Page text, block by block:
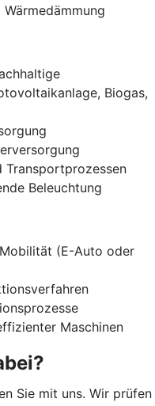
Biogas,
Transportprozessen
Beleuchtung
(E-Auto oder
Maschinen
Sie mit uns. Wir prüfen